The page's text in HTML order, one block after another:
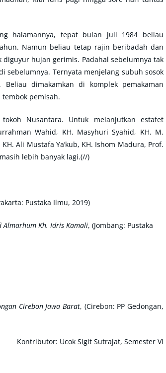
halamannya, tepat bulan juli 1984 beliau
Namun beliau tetap rajin beribadah dan
diguyur hujan gerimis. Padahal sebelumnya tak
Ternyata menjelang subuh sosok
dimakamkan di komplek pemakaman
pemisah.
Nusantara. Untuk melanjutkan estafet
Wahid, KH. Masyhuri Syahid, KH. M.
Ali Mustafa Ya’kub, KH. Ishom Madura, Prof.
lebih banyak lagi.(//)
Pustaka Ilmu, 2019)
Almarhum Kh. Idris Kamali, (Jombang: Pustaka
Cirebon Jawa Barat, (Cirebon: PP Gedongan,
Kontributor: Ucok Sigit Sutrajat, Semester VI